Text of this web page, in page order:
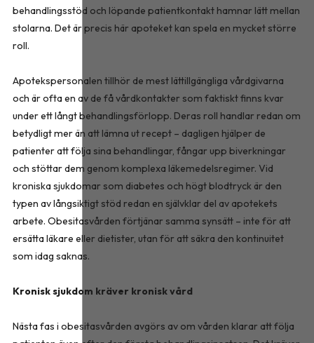
behandlingsstöd och löpande patientkontakt hamnar lätt mellan
stolarna. Det är precis här apoteket kan spela en mycket större
roll.
Apotekspersonalen tillhör de mest lättillgängliga vårdgivarna
och är ofta en av de få vårdkontakter som faktiskt finns kvar
under ett långt behandlingsförlopp. Deras roll handlar redan om
betydligt mer än att lämna ut recept – dagligen hjälper de
patienter att följa sina behandlingar, fångar upp biverkningar
och stöttar dem genom komplexa läkemedelsregimer. Vid
kroniska sjukdomar som diabetes och högt blodtryck är den
typen av långsiktigt stöd redan en självklar del av apotekets
arbete. Obesitasvården förtjänar samma synsätt – inte för att
ersätta läkare eller dietister, utan för att säkra den kontinuitet
som idag saknas.
Kronisk sjukdom kräver kronisk vård
Nästa fas i obesitasvården avgörs av om vården klarar att följa